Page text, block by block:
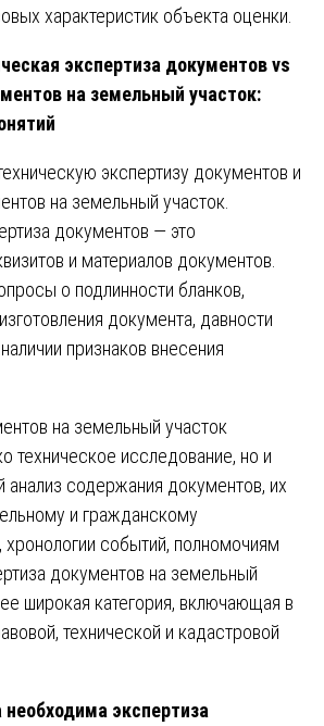
характеристик объекта оценки.
экспертиза документов vs
на земельный участок:
экспертизу документов и
на земельный участок.
документов — это
и материалов документов.
о подлинности бланков,
документа, давности
признаков внесения
на земельный участок
техническое исследование, но и
анализ содержания документов, их
и гражданскому
хронологии событий, полномочиям
документов на земельный
широкая категория, включающая в
технической и кадастровой
экспертиза